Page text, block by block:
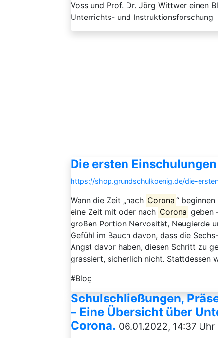
Voss und Prof. Dr. Jörg Wittwer einen
Unterrichts- und Instruktionsforschung
Die ersten
https://shop.grundschulkoenig.de/die-
Wann die Zeit „nach Corona “
eine Zeit mit oder nach Corona geben
großen Portion Nervosität, Neugierde
Gefühl im Bauch davon, dass die
Angst davor haben, diesen Schritt zu
grassiert, sicherlich nicht. Stattdessen
#Blog
Schulschließungen,
– Eine Übersicht über
Corona. 06.01.2022, 14:37 Uhr